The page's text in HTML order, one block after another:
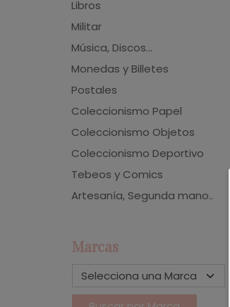
Libros
Militar
Música, Discos...
Monedas y Billetes
Postales
Coleccionismo Papel
Coleccionismo Objetos
Coleccionismo Deportivo
Tebeos y Comics
Artesanía, Segunda mano..
Marcas